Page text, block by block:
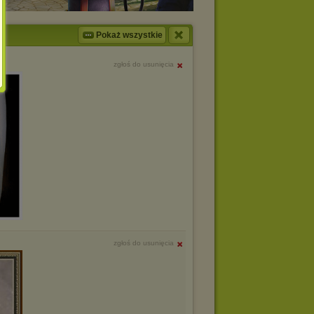
Pokaż wszystkie
zgłoś do usunięcia
zgłoś do usunięcia